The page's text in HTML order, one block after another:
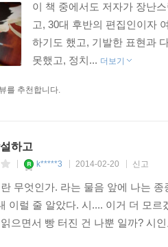
녕하고 멀어져 가기에 놓고 보니
사랑을 살아냈던 것도 같습니다.
자, 하루에 하나씩 뭐라도 여자
은 ‘너’가 아니라 사랑은 오래도록
엄마 아빠의 사랑도 기록되어 있
이 여자를 미용실에 보내줄까, 나라
이 책 중에서도 저자가 장난
고, 30대 후반의 편집인이자
하기도 했고, 기발한 표현과
못했고, 정치... 더보기
를 추천합니다.
하고
k*****3 2014-02-20 신고
무엇인가. 라는 물음 앞에 나는
이럴 줄 알았다. 시.... 이거 더 모
으면서 빵 터진 건 나뿐 일까? 시